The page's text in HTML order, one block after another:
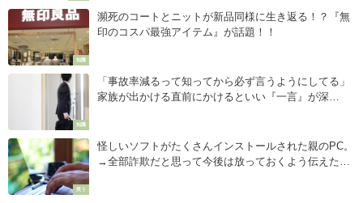
知識
瀕死のコートとニットが新品同様に生き返る！？『無
印のコスパ最強アイテム』が話題！！
知識
「事故率減るって知ってから必ず言うようにしてる」
家族が出かける直前にかけるといい『一言』が深
笑う
怪しいソフトがたくさんインストールされた親のPC。
→全部詐欺だと思って今後は放っておくよう伝えた